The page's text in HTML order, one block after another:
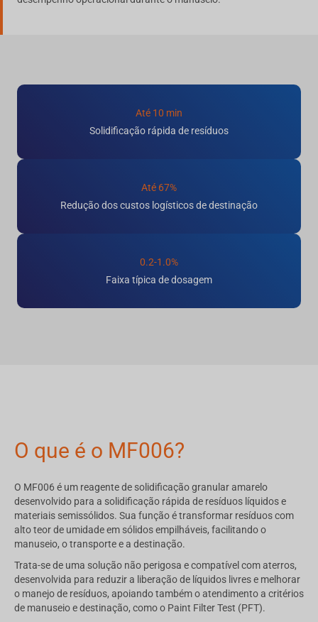
Até 10 min
Solidificação rápida de resíduos
Até 67%
Redução dos custos logísticos de destinação
0.2-1.0%
Faixa típica de dosagem
O que é o MF006?
O MF006 é um reagente de solidificação granular amarelo
desenvolvido para a solidificação rápida de resíduos líquidos e
materiais semissólidos. Sua função é transformar resíduos com
alto teor de umidade em sólidos empilháveis, facilitando o
manuseio, o transporte e a destinação.
Trata-se de uma solução não perigosa e compatível com aterros,
desenvolvida para reduzir a liberação de líquidos livres e melhorar
o manejo de resíduos, apoiando também o atendimento a critérios
de manuseio e destinação, como o Paint Filter Test (PFT).